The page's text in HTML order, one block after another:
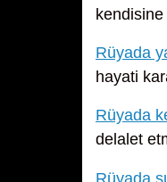
Rüyada
hayati
Rüyada
delalet
Rüyada